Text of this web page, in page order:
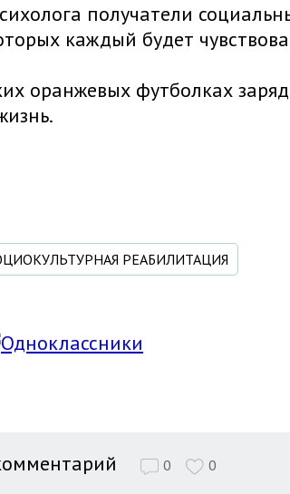
получатели
каждый будет
оранжевых футболках
РЕАБИЛИТАЦИЯ
0 0